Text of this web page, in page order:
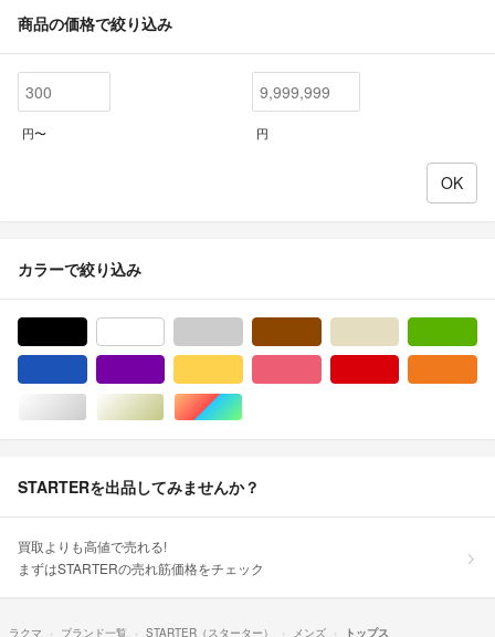
商品の価格で絞り込み
円〜 円
カラーで絞り込み
シルバー/銀色系ゴールド/金色系マルチカラー
STARTERを出品してみませんか？
買取よりも高値で売れる!
まずはSTARTERの売れ筋価格をチェック
ラクマ ブランド一覧 STARTER（スターター） メンズ
トップス